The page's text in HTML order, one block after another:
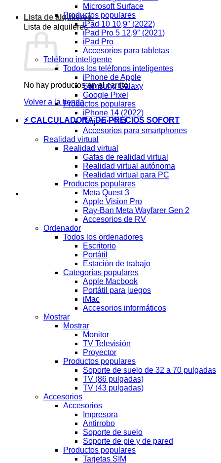
Lista de alquileres
Lista de alquileres
No hay productos en el carrito.
Volver a la tienda
⚡ CALCULADORA DE PRECIOS SOFORT
Microsoft Surface
Productos populares
iPad 10 10,9″ (2022)
iPad Pro 5 12,9″ (2021)
iPad Pro
Accesorios para tabletas
Teléfono inteligente
Todos los teléfonos inteligentes
iPhone de Apple
Samsung Galaxy
Google Pixel
Productos populares
iPhone 14 (2022)
Tarjetas SIM
Accesorios para smartphones
Realidad virtual
Realidad virtual
Gafas de realidad virtual
Realidad virtual autónoma
Realidad virtual para PC
Productos populares
Meta Quest 3
Apple Vision Pro
Ray-Ban Meta Wayfarer Gen 2
Accesorios de RV
Ordenador
Todos los ordenadores
Escritorio
Portátil
Estación de trabajo
Categorías populares
Apple Macbook
Portátil para juegos
iMac
Accesorios informáticos
Mostrar
Mostrar
Monitor
TV Televisión
Proyector
Productos populares
Soporte de suelo de 32 a 70 pulgadas
TV (86 pulgadas)
TV (43 pulgadas)
Accesorios
Accesorios
Impresora
Antirrobo
Soporte de suelo
Soporte de pie y de pared
Productos populares
Tarjetas SIM